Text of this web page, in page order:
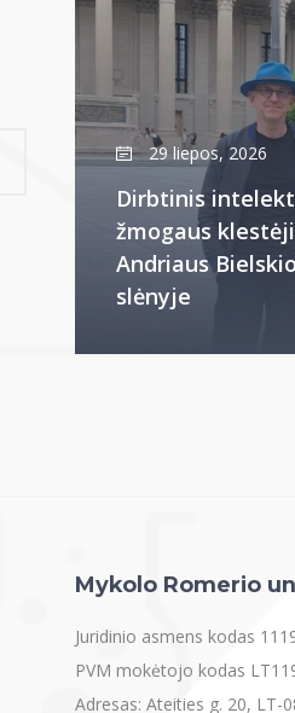
29 liepos, 2026
Dirbtinis
žmogaus
Andriaus
slėnyje
Mykolo Romerio
Juridinio asmens kodas
PVM mokėtojo kodas
Adresas: Ateities g. 20, LT-